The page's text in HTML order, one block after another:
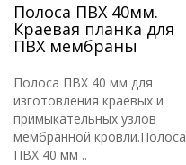
Полоса ПВХ 40мм.
Краевая планка для
ПВХ мембраны
Полоса ПВХ 40 мм для
изготовления краевых и
примыкательных узлов
мембранной кровли.Полоса
ПВХ 40 мм ..